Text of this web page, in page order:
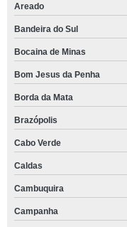
Areado
Bandeira do Sul
Bocaina de Minas
Bom Jesus da Penha
Borda da Mata
Brazópolis
Cabo Verde
Caldas
Cambuquira
Campanha